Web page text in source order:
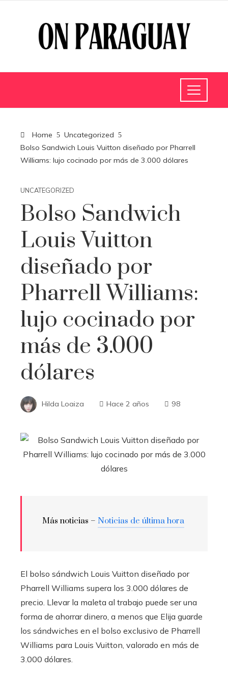
Home
Uncategorized
Bolso Sandwich Louis Vuitton diseñado por Pharrell
Williams: lujo cocinado por más de 3.000 dólares
UNCATEGORIZED
Bolso Sandwich
Louis Vuitton
diseñado por
Pharrell Williams:
lujo cocinado por
más de 3.000
dólares
Hilda Loaiza Hace 2 años 98
Más noticias – Noticias de última hora
El bolso sándwich Louis Vuitton diseñado por
Pharrell Williams supera los 3.000 dólares de
precio. Llevar la maleta al trabajo puede ser una
forma de ahorrar dinero, a menos que Elija guarde
los sándwiches en el bolso exclusivo de Pharrell
Williams para Louis Vuitton, valorado en más de
3.000 dólares.